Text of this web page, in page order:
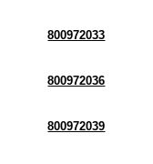
800972033
800972036
800972039